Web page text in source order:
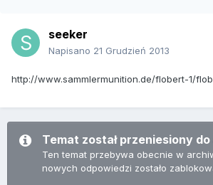
seeker
Napisano 21 Grudzień 2013
http://www.sammlermunition.de/flobert-1/
Temat został przeniesiony
Ten temat przebywa obecnie w
nowych odpowiedzi zostało